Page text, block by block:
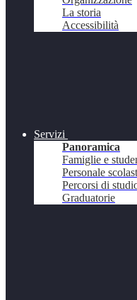
La storia
Accessibilità
Servizi
Panoramica
Famiglie e
Personale
Percorsi di
Graduatorie